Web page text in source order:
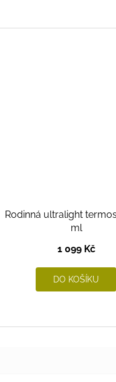
Rodinná ultralight
ml
1 099 Kč
DO KOŠÍKU